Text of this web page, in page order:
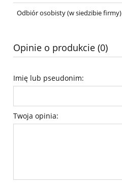
Odbiór osobisty(w siedzibie firmy)
Opinie o produkcie (0)
Imię lub pseudonim:
Twoja opinia: